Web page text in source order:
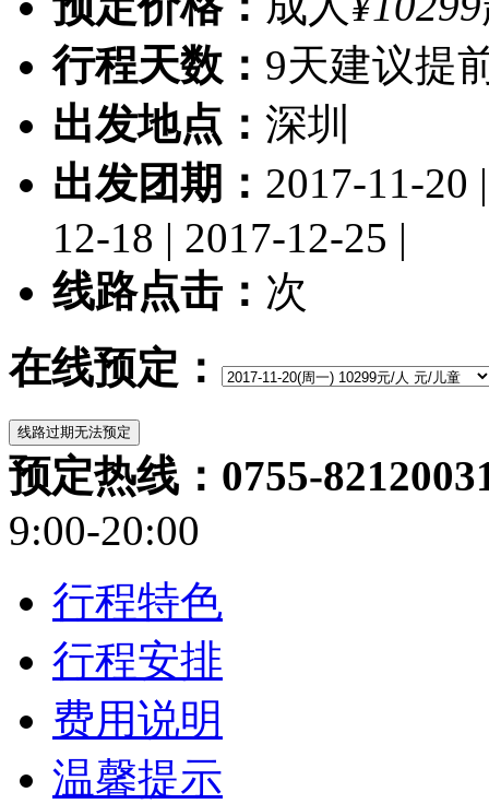
行程天数： 9天建议提
出发地点： 深圳
出发团期： 2017-11-20
12-18 | 2017-12-25 |
线路点击： 次
在线预定：
预定热线：0755-
9:00-20:00
行程特色
行程安排
费用说明
温馨提示